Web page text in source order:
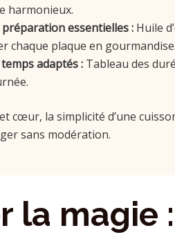
harmonieux.
préparation essentielles :Huile
chaque plaque en gourmandise.
adaptés :Tableau des
cœur, la simplicité d’une
sans modération.
la magie